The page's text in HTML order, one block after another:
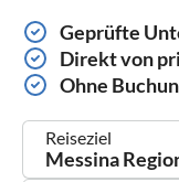
Geprüfte
Direkt von
Ohne
Reiseziel